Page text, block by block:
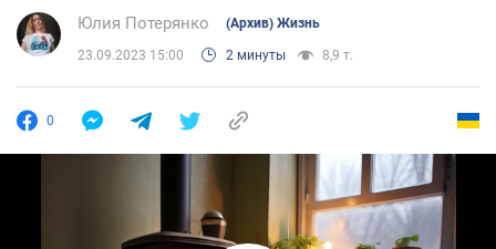
Юлия Потерянко (Архив) Жизнь
23.09.2023 15:00 2 минуты 8,9 т.
0